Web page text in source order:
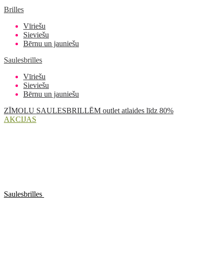
Brilles
Vīriešu
Sieviešu
Bērnu un jauniešu
Saulesbrilles
Vīriešu
Sieviešu
Bērnu un jauniešu
ZĪMOLU SAULESBRILLĒM outlet atlaides līdz 80%
AKCIJAS
Saulesbrilles